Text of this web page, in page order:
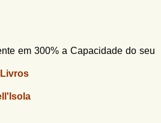
em 300% a Capacidade do seu